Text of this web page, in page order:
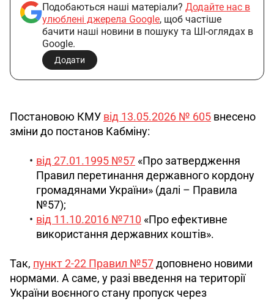
Подобаються наші матеріали? Додайте нас в
улюблені джерела Google, щоб частіше
бачити наші новини в пошуку та ШІ-оглядах в
Google.
Додати
Постановою КМУ від 13.05.2026 № 605 внесено
зміни до постанов Кабміну:
від 27.01.1995 №57 «Про затвердження
Правил перетинання державного кордону
громадянами України» (далі – Правила
№57);
від 11.10.2016 №710 «Про ефективне
використання державних коштів».
Так, пункт 2-22 Правил №57 доповнено новими
нормами. А саме, у разі введення на території
України воєнного стану пропуск через